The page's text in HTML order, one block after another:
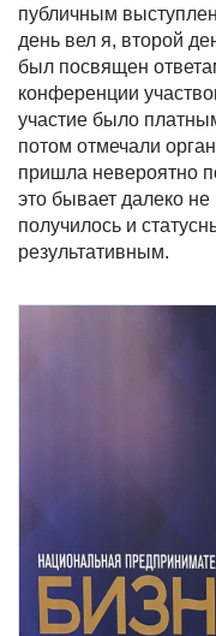
публичным
день вел я, второй
был посвящен
конференции
участие было
потом отмечали
пришла невероятно
это бывает далеко не
получилось и
результативным.